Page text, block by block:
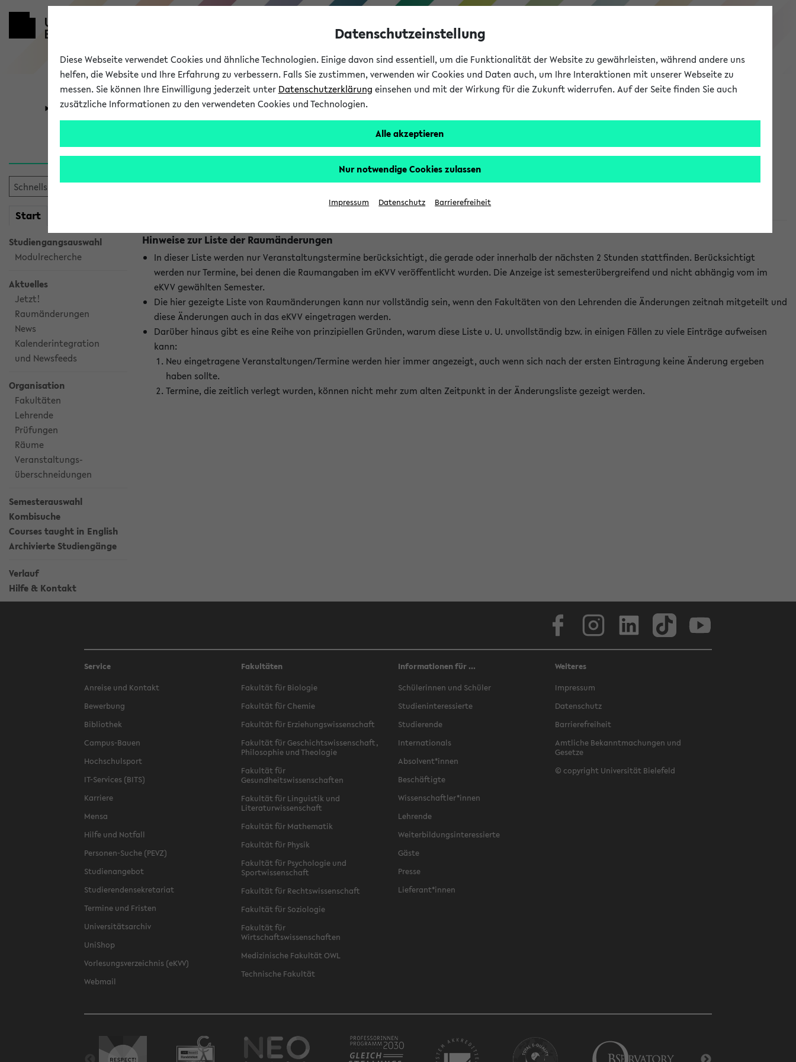
eKVV
Universität Forschung Studium
Start
Studiengangsauswahl
Modulrecherche
Aktuelles
Jetzt!
Raumänderungen
News
Kalenderintegration
und Newsfeeds
Organisation
Fakultäten
Lehrende
Prüfungen
Räume
Veranstaltungs-
überschneidungen
Semesterauswahl
Kombisuche
Courses taught in English
Archivierte Studiengänge
Verlauf
Hilfe & Kontakt
Raumänderungen
Hinweise zur Liste der Raumänderungen
In dieser Liste werden nur Veranstaltungstermine berücksichtigt, die gerade oder innerhalb der nächsten 2 Stunden stattfinden. Berücksichtigt
werden nur Termine, bei denen die Raumangaben im eKVV veröffentlicht wurden. Die Anzeige ist semesterübergreifend und nicht abhängig vom im
eKVV gewählten Semester.
Die hier gezeigte Liste von Raumänderungen kann nur vollständig sein, wenn den Fakultäten von den Lehrenden die Änderungen zeitnah mitgeteilt und
diese Änderungen auch in das eKVV eingetragen werden.
Darüber hinaus gibt es eine Reihe von prinzipiellen Gründen, warum diese Liste u. U. unvollständig bzw. in einigen Fällen zu viele Einträge aufweisen
kann:
Neu eingetragene Veranstaltungen/Termine werden hier immer angezeigt, auch wenn sich nach der ersten Eintragung keine Änderung ergeben
haben sollte.
Termine, die zeitlich verlegt wurden, können nicht mehr zum alten Zeitpunkt in der Änderungsliste gezeigt werden.
Service
Anreise und Kontakt
Bewerbung
Bibliothek
Campus-Bauen
Hochschulsport
IT-Services (BITS)
Karriere
Mensa
Hilfe und Notfall
Personen-Suche (PEVZ)
Studienangebot
Studierendensekretariat
Termine und Fristen
Universitätsarchiv
UniShop
Vorlesungsverzeichnis (eKVV)
Webmail
Fakultäten
Fakultät für Biologie
Fakultät für Chemie
Fakultät für Erziehungswissenschaft
Fakultät für Geschichtswissenschaft,
Philosophie und Theologie
Fakultät für
Gesundheitswissenschaften
Fakultät für Linguistik und
Literaturwissenschaft
Fakultät für Mathematik
Fakultät für Physik
Fakultät für Psychologie und
Sportwissenschaft
Fakultät für Rechtswissenschaft
Fakultät für Soziologie
Fakultät für
Wirtschaftswissenschaften
Medizinische Fakultät OWL
Technische Fakultät
Informationen für ...
Schülerinnen und Schüler
Studieninteressierte
Studierende
Internationals
Absolvent*innen
Beschäftigte
Wissenschaftler*innen
Lehrende
Weiterbildungsinteressierte
Gäste
Presse
Lieferant*innen
Weiteres
Impressum
Datenschutz
Barrierefreiheit
Amtliche Bekanntmachungen und
Gesetze
© copyright Universität Bielefeld
Datenschutzeinstellung
Diese Webseite verwendet Cookies und ähnliche Technologien. Einige davon sind essentiell, um die Funktionalität der Website zu gewährleisten, während andere uns
helfen, die Website und Ihre Erfahrung zu verbessern. Falls Sie zustimmen, verwenden wir Cookies und Daten auch, um Ihre Interaktionen mit unserer Webseite zu
messen. Sie können Ihre Einwilligung jederzeit unter Datenschutzerklärung einsehen und mit der Wirkung für die Zukunft widerrufen. Auf der Seite finden Sie auch
zusätzliche Informationen zu den verwendeten Cookies und Technologien.
Alle akzeptieren
Nur notwendige Cookies zulassen
Impressum Datenschutz Barrierefreiheit